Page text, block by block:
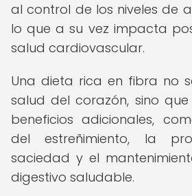
al control de los niveles de
lo que a su vez impacta
salud cardiovascular.
Una dieta rica en fibra no
salud del corazón, sino
beneficios adicionales,
del estreñimiento, la
saciedad y el
digestivo saludable.